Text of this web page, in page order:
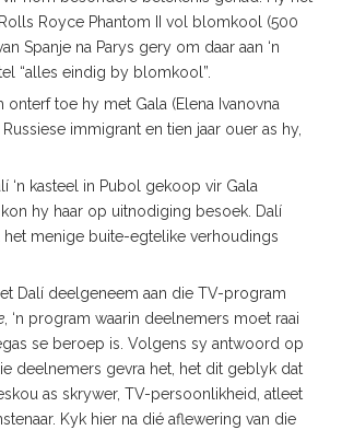
Royce Phantom II vol blomkool (500
Spanje na Parys gery om daar aan ‘n
“alles eindig by blomkool”.
onterf toe hy met Gala (Elena Ivanovna
Russiese immigrant en tien jaar ouer as hy,
‘n kasteel in Pubol gekoop vir Gala
hy haar op uitnodiging besoek. Dalí
het menige buite-egtelike verhoudings
Dalí deelgeneem aan die TV-program
, ‘n program waarin deelnemers moet raai
se beroep is. Volgens sy antwoord op
deelnemers gevra het, het dit geblyk dat
as skrywer, TV-persoonlikheid, atleet
Kyk hier na dié aflewering van die